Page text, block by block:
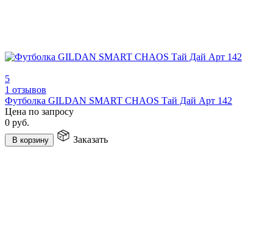
5
1 отзывов
Футболка GILDAN SMART CHAOS Тай Дай Арт 142
Цена по запросу
0 руб.
В корзину Заказать